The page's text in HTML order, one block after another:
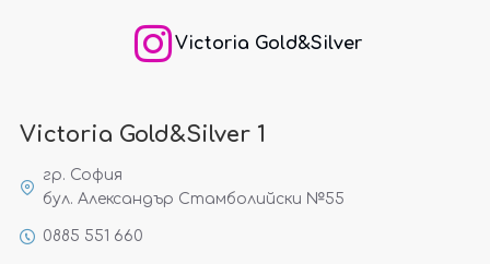
Victoria Gold&Silver
Victoria Gold&Silver 1
гр. София
бул. Александър Стамболийски №55
0885 551 660